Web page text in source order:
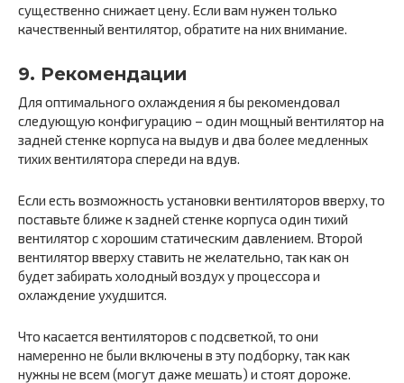
существенно снижает цену. Если вам нужен только
качественный вентилятор, обратите на них внимание.
9. Рекомендации
Для оптимального охлаждения я бы рекомендовал
следующую конфигурацию – один мощный вентилятор на
задней стенке корпуса на выдув и два более медленных
тихих вентилятора спереди на вдув.
Если есть возможность установки вентиляторов вверху, то
поставьте ближе к задней стенке корпуса один тихий
вентилятор с хорошим статическим давлением. Второй
вентилятор вверху ставить не желательно, так как он
будет забирать холодный воздух у процессора и
охлаждение ухудшится.
Что касается вентиляторов с подсветкой, то они
намеренно не были включены в эту подборку, так как
нужны не всем (могут даже мешать) и стоят дороже.